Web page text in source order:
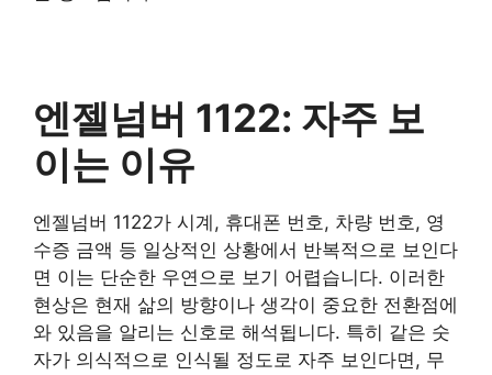
엔젤넘버 1122: 자주 보
이는 이유
엔젤넘버 1122가 시계, 휴대폰 번호, 차량 번호, 영
수증 금액 등 일상적인 상황에서 반복적으로 보인다
면 이는 단순한 우연으로 보기 어렵습니다. 이러한
현상은 현재 삶의 방향이나 생각이 중요한 전환점에
와 있음을 알리는 신호로 해석됩니다. 특히 같은 숫
자가 의식적으로 인식될 정도로 자주 보인다면, 무